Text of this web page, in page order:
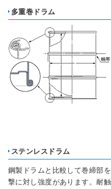
多重巻ドラム
ステンレスドラム
鋼製ドラムと比較して巻締部
撃に対し強度があります。耐